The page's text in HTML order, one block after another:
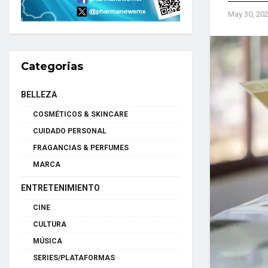
May 30,
Categorias
BELLEZA
COSMÉTICOS & SKINCARE
CUIDADO PERSONAL
FRAGANCIAS & PERFUMES
MARCA
ENTRETENIMIENTO
CINE
CULTURA
MÚSICA
SERIES/PLATAFORMAS